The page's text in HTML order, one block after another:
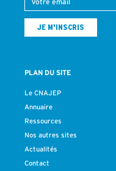
PLAN DU SITE
Le CNAJEP
Annuaire
Ressources
Nos autres sites
Actualités
Contact